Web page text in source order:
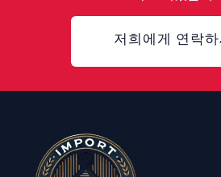
저희에게 연락하